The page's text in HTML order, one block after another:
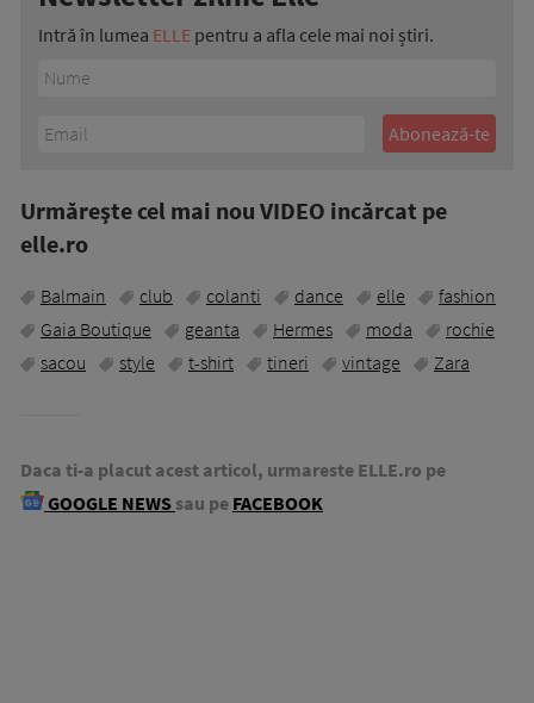
Intră în lumea ELLE pentru a afla cele mai noi știri.
Urmăreşte cel mai nou VIDEO incărcat pe
elle.ro
Balmain club colanti dance elle
fashion
Gaia Boutique
geanta Hermes moda
rochie
sacou
style t-shirt tineri vintage Zara
Daca ti-a placut acest articol, urmareste ELLE.ro pe
GOOGLE NEWS sau pe FACEBOOK